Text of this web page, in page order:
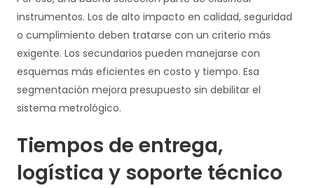
instrumentos. Los de alto impacto en calidad, seguridad
o cumplimiento deben tratarse con un criterio más
exigente. Los secundarios pueden manejarse con
esquemas más eficientes en costo y tiempo. Esa
segmentación mejora presupuesto sin debilitar el
sistema metrológico.
Tiempos de entrega,
logística y soporte técnico